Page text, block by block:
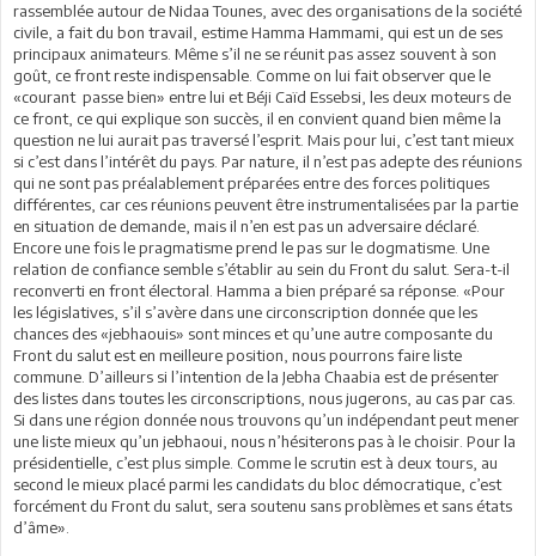
rassemblée autour de Nidaa Tounes, avec des organisations de la société
civile, a fait du bon travail, estime Hamma Hammami, qui est un de ses
principaux animateurs. Même s’il ne se réunit pas assez souvent à son
goût, ce front reste indispensable. Comme on lui fait observer que le
«courant passe bien» entre lui et Béji Caïd Essebsi, les deux moteurs de
ce front, ce qui explique son succès, il en convient quand bien même la
question ne lui aurait pas traversé l’esprit. Mais pour lui, c’est tant mieux
si c’est dans l’intérêt du pays. Par nature, il n’est pas adepte des réunions
qui ne sont pas préalablement préparées entre des forces politiques
différentes, car ces réunions peuvent être instrumentalisées par la partie
en situation de demande, mais il n’en est pas un adversaire déclaré.
Encore une fois le pragmatisme prend le pas sur le dogmatisme. Une
relation de confiance semble s’établir au sein du Front du salut. Sera-t-il
reconverti en front électoral. Hamma a bien préparé sa réponse. «Pour
les législatives, s’il s’avère dans une circonscription donnée que les
chances des «jebhaouis» sont minces et qu’une autre composante du
Front du salut est en meilleure position, nous pourrons faire liste
commune. D’ailleurs si l’intention de la Jebha Chaabia est de présenter
des listes dans toutes les circonscriptions, nous jugerons, au cas par cas.
Si dans une région donnée nous trouvons qu’un indépendant peut mener
une liste mieux qu’un jebhaoui, nous n’hésiterons pas à le choisir. Pour la
présidentielle, c’est plus simple. Comme le scrutin est à deux tours, au
second le mieux placé parmi les candidats du bloc démocratique, c’est
forcément du Front du salut, sera soutenu sans problèmes et sans états
d’âme».